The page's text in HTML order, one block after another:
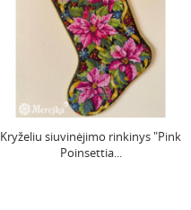
Kryželiu siuvinėjimo rinkinys "Pink
Poinsettia...